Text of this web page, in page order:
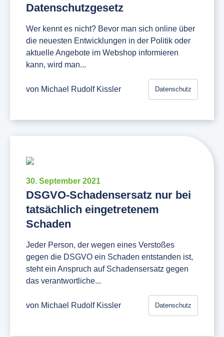
Datenschutzgesetz
Wer kennt es nicht? Bevor man sich online über
die neuesten Entwicklungen in der Politik oder
aktuelle Angebote im Webshop informieren
kann, wird man...
von Michael Rudolf Kissler Datenschutz
30. September 2021
DSGVO-Schadensersatz nur bei
tatsächlich eingetretenem
Schaden
Jeder Person, der wegen eines Verstoßes
gegen die DSGVO ein Schaden entstanden ist,
steht ein Anspruch auf Schadensersatz gegen
das verantwortliche...
von Michael Rudolf Kissler Datenschutz